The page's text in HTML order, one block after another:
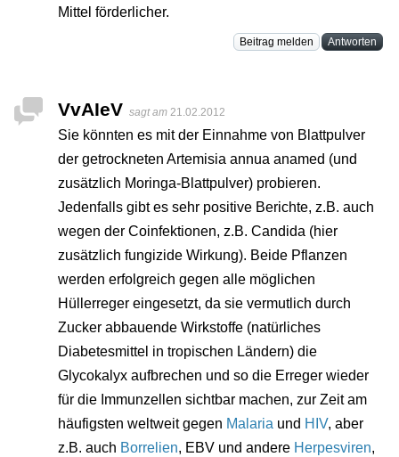
Mittel förderlicher.
Beitrag melden Antworten
VvAIeV sagt am 21.02.2012
Sie könnten es mit der Einnahme von Blattpulver
der getrockneten Artemisia annua anamed (und
zusätzlich Moringa-Blattpulver) probieren.
Jedenfalls gibt es sehr positive Berichte, z.B. auch
wegen der Coinfektionen, z.B. Candida (hier
zusätzlich fungizide Wirkung). Beide Pflanzen
werden erfolgreich gegen alle möglichen
Hüllerreger eingesetzt, da sie vermutlich durch
Zucker abbauende Wirkstoffe (natürliches
Diabetesmittel in tropischen Ländern) die
Glycokalyx aufbrechen und so die Erreger wieder
für die Immunzellen sichtbar machen, zur Zeit am
häufigsten weltweit gegen Malaria und HIV, aber
z.B. auch Borrelien, EBV und andere Herpesviren,